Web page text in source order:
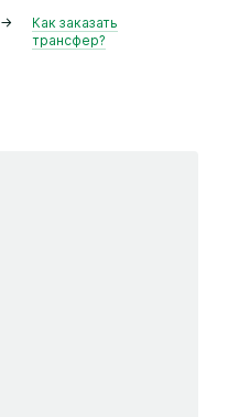
Как заказать
трансфер?